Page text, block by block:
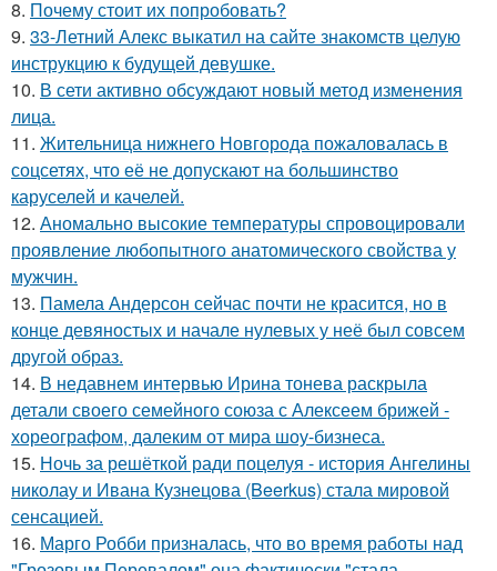
8. Почему стоит их попробовать?
9. 33-Летний Алекс выкатил на сайте знакомств целую
инструкцию к будущей девушке.
10. В сети активно обсуждают новый метод изменения
лица.
11. Жительница нижнего Новгорода пожаловалась в
соцсетях, что её не допускают на большинство
каруселей и качелей.
12. Аномально высокие температуры спровоцировали
проявление любопытного анатомического свойства у
мужчин.
13. Памела Андерсон сейчас почти не красится, но в
конце девяностых и начале нулевых у неё был совсем
другой образ.
14. В недавнем интервью Ирина тонева раскрыла
детали своего семейного союза с Алексеем брижей -
хореографом, далеким от мира шоу-бизнеса.
15. Ночь за решёткой ради поцелуя - история Ангелины
николау и Ивана Кузнецова (Beerkus) стала мировой
сенсацией.
16. Марго Робби призналась, что во время работы над